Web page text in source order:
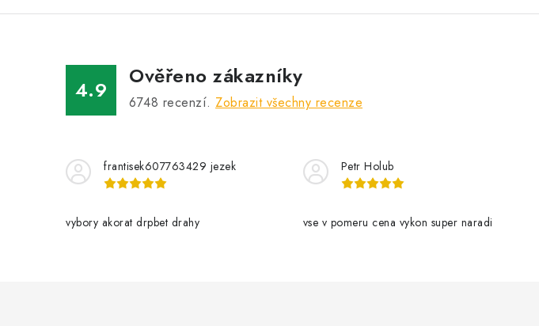
4.9
Ověřeno zákazníky
6748 recenzí. Zobrazit všechny recenze
frantisek607763429 jezek
vybory akorat drpbet drahy
Petr Holub
vse v pomeru cena vykon super naradi